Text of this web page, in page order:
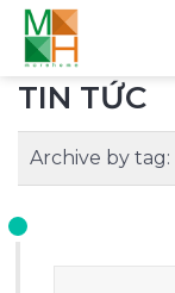
TIN TỨC
Archive by tag: